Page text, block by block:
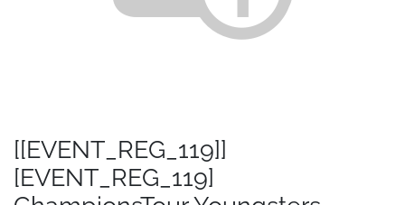
[[EVENT_REG_119]]
[EVENT_REG_119]